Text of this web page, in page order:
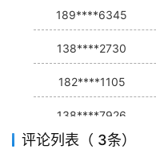
189****6345
138****2730
182****1105
138****7926
139****9233
评论列表（ 3条）